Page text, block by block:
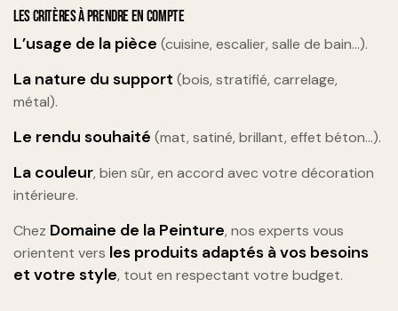
LES CRITÈRES À PRENDRE EN COMPTE
L’usage de la pièce (cuisine, escalier, salle de bain…).
La nature du support (bois, stratifié, carrelage,
métal).
Le rendu souhaité (mat, satiné, brillant, effet béton…).
La couleur, bien sûr, en accord avec votre décoration
intérieure.
Chez Domaine de la Peinture, nos experts vous
orientent vers les produits adaptés à vos besoins
et votre style, tout en respectant votre budget.